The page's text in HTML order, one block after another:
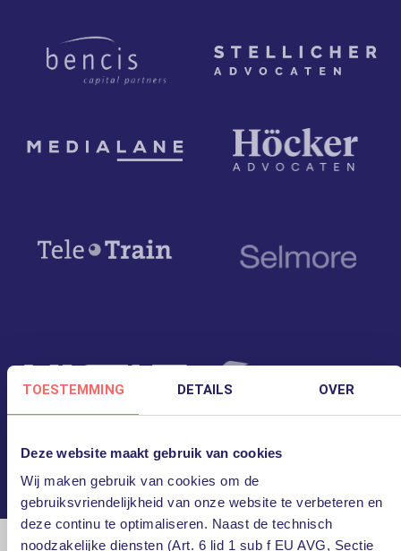
TOESTEMMING DETAILS OVER
Deze website maakt gebruik van cookies
Wij maken gebruik van cookies om de
gebruiksvriendelijkheid van onze website te verbeteren en
deze continu te optimaliseren. Naast de technisch
noodzakelijke diensten (Art. 6 lid 1 sub f EU AVG, Sectie